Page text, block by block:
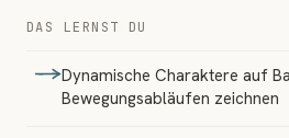
DAS LERNST DU
Dynamische Charaktere auf
Bewegungsabläufen zeichnen